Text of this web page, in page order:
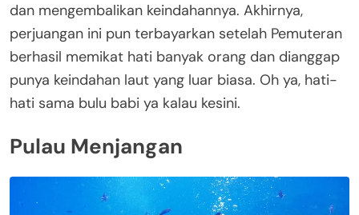
dan mengembalikan keindahannya. Akhirnya,
perjuangan ini pun terbayarkan setelah Pemuteran
berhasil memikat hati banyak orang dan dianggap
punya keindahan laut yang luar biasa. Oh ya, hati-
hati sama bulu babi ya kalau kesini.
Pulau Menjangan